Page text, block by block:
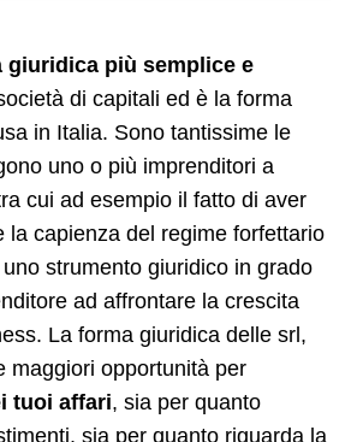
giuridica più semplice e
di capitali ed è la forma
in Italia. Sono tantissime le
uno o più imprenditori a
cui ad esempio il fatto di aver
la capienza del regime forfettario
strumento giuridico in grado
ad affrontare la crescita
La forma giuridica delle srl,
maggiori opportunità per
tuoi affari, sia per quanto
sia per quanto riguarda la